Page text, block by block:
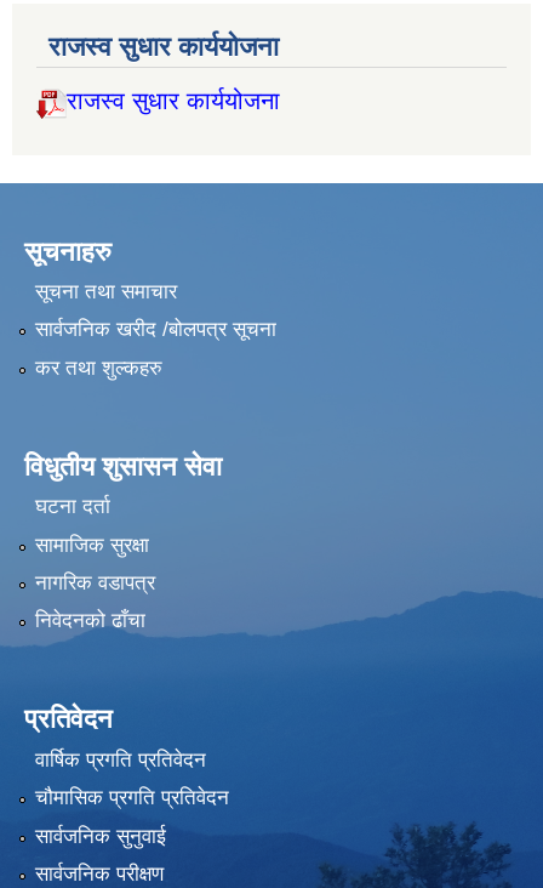
राजस्व सुधार कार्ययोजना
राजस्व सुधार कार्ययोजना
सूचनाहरु
सूचना तथा समाचार
सार्वजनिक खरीद /बोलपत्र सूचना
कर तथा शुल्कहरु
विधुतीय शुसासन सेवा
घटना दर्ता
सामाजिक सुरक्षा
नागरिक वडापत्र
निवेदनको ढाँचा
प्रतिवेदन
वार्षिक प्रगति प्रतिवेदन
चौमासिक प्रगति प्रतिवेदन
सार्वजनिक सुनुवाई
सार्वजनिक परीक्षण